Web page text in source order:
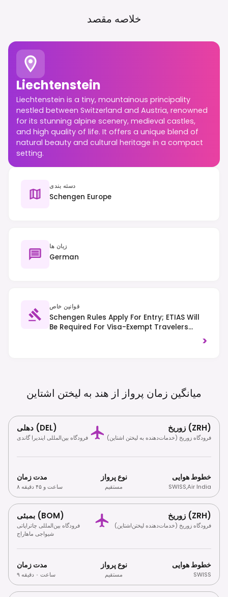
خلاصه مقصد
Liechtenstein
Liechtenstein is a tiny, mountainous principality
nestled between Switzerland and Austria, renowned
for its stunning alpine scenery, medieval castles,
and high quality of life. It offers a unique blend of
natural beauty and cultural heritage in a compact
setting.
دسته بندی
Schengen Europe
زبان ها
German
قوانین خاص
Schengen Rules Apply For Entry; ETIAS Will
Be Required For Visa-Exempt Travelers
>
میانگین زمان پرواز از هند به لیختن اشتاین
دهلی (DEL)
فرودگاه بین‌المللی ایندیرا گاندی
زوریخ (ZRH)
فرودگاه زوریخ (خدمات‌دهنده به لیختن اشتاین)
مدت زمان
۸ ساعت و ۴۵ دقیقه
نوع پرواز
مستقیم
خطوط هوایی
SWISS,Air India
بمبئی (BOM)
فرودگاه بین‌المللی چاتراپاتی
شیواجی ماهاراج
زوریخ (ZRH)
فرودگاه زوریخ (خدمات‌دهنده لیختن‌اشتاین)
مدت زمان
۹ ساعت ۰ دقیقه
نوع پرواز
مستقیم
خطوط هوایی
SWISS